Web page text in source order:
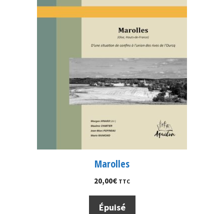
Marolles
20,00€ TTC
Épuisé